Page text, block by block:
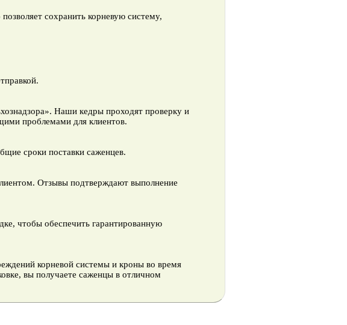
сохранить корневую систему,
Наши кедры проходят проверку и
проблемами для клиентов.
сроки поставки саженцев.
Отзывы подтверждают выполнение
чтобы обеспечить гарантированную
корневой системы и кроны во время
вы получаете саженцы в отличном